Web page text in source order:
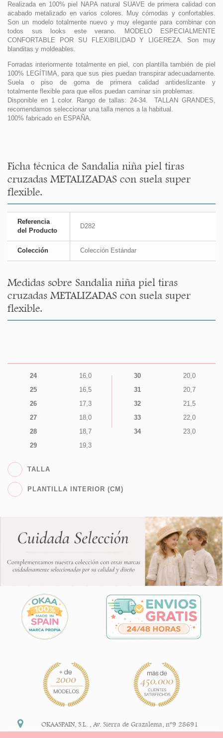
Realizada en 100% piel NAPA natural SUAVE de primera calidad con
acabado metalizado en varios colores. Muy cómodas y confortables.
Son un modelo totalmente nuevo y muy elegante para combinar con
todos sus looks este verano. MODELO ESPECIALMENTE
CONFORTABLE POR SU FLEXIBILIDAD Y LIGEREZA. Son muy
blanditas y moldeables.
Forradas interiormente totalmente en piel, con plantilla también de piel
100% LEGÍTIMA, para que sus pies puedan transpirar adecuadamente.
Suela o piso de goma de primera calidad antideslizante y
totalmente flexible para que ellos puedan caminar sin problemas.
Disponible en 1 color. Rango de tallas: 24-34. TALLAN GRANDES,
recomendamos seleccionar una talla menos a la habitual.
100% fabricado en ESPAÑA.
Ficha técnica de Sandalia niña piel tiras
cruzadas METALIZADAS con suela super
flexible.
Referencia
del Producto
D282
Colección Colección Estándar
Medidas sobre Sandalia niña piel tiras
cruzadas METALIZADAS con suela super
flexible.
24
16,0
25
16,5
26
17,3
27
18,0
28
18,7
29
19,3
30
20,0
31
20,7
32
21,5
33
22,0
34
23,0
TALLA
PLANTILLA INTERIOR (CM)
OKAASPAIN, S.L. ,Av. Sierra de Grazalema, nº9 28691